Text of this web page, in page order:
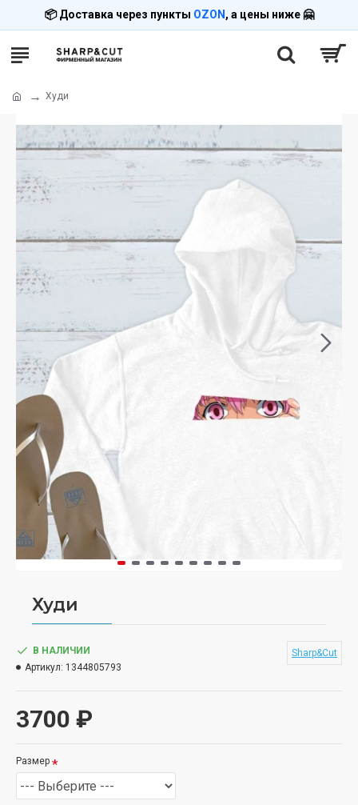
📦 Доставка через пункты OZON , а цены ниже 🤗
Худи
Худи
3700 ₽
В НАЛИЧИИ
Артикул: 1344805793
Sharp&Cut
Размер